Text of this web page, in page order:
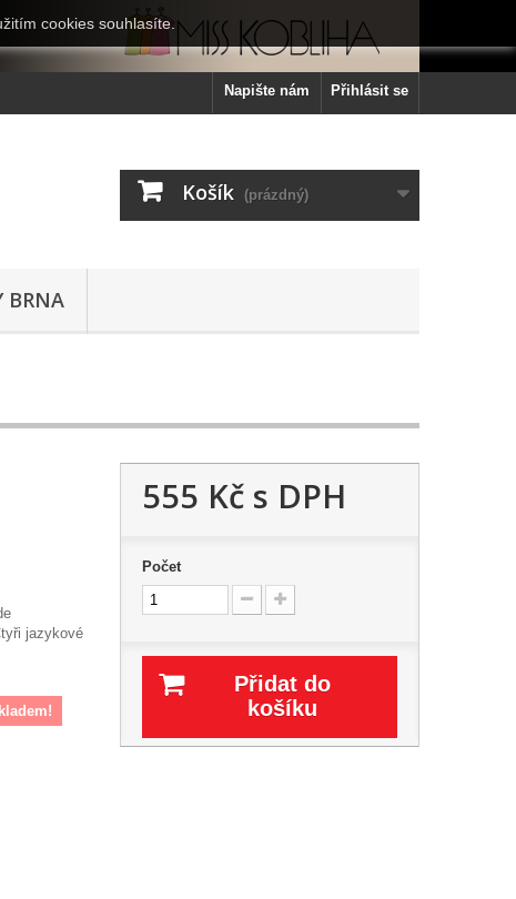
Přihlásit se
Napište nám
Košík (prázdný)
BRNA
jazykové
555 Kčs DPH
Počet
Přidat do
košíku
cookies souhlasíte.